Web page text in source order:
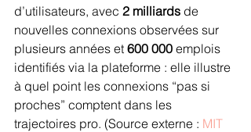
d’utilisateurs, avec 2 milliards de
nouvelles connexions observées sur
plusieurs années et 600 000 emplois
identifiés via la plateforme : elle illustre
à quel point les connexions “pas si
proches” comptent dans les
trajectoires pro. (Source externe : MIT